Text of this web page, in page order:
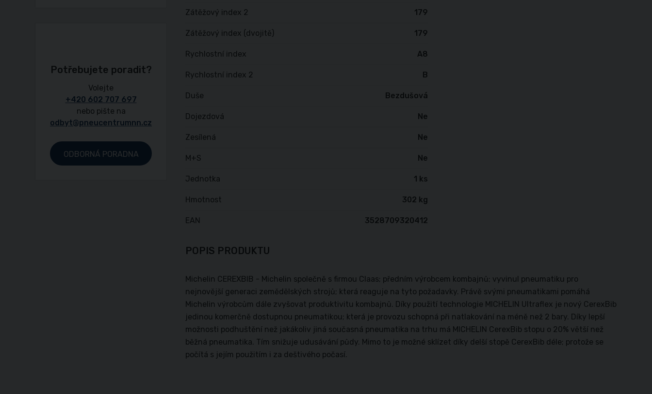
Zátěžový index 2 179
Zátěžový index (dvojitě) 179
Rychlostní index A8
Rychlostní index 2 B
Duše Bezdušová
Dojezdová Ne
Zesílená Ne
M+S Ne
Jednotka 1 ks
Hmotnost 302 kg
EAN 3528709320412
POPIS PRODUKTU
Michelin CEREXBIB - Michelin společně s firmou Claas; předním výrobcem kombajnů; vyvinul pneumatiku pro
nejnovější generaci zemědělských strojů; která reaguje na tyto požadavky. Právě svými pneumatikami pomáhá
Michelin výrobcům dále zvyšovat produktivitu kombajnů. Díky použití technologie MICHELIN Ultraflex je nový CerexBib
jedinou komerčně dostupnou pneumatikou; která je provozu schopná při natlakování na méně než 2 bary. Díky lepší
možnosti podhuštění než jakákoliv jiná současná pneumatika na trhu má MICHELIN CerexBib stopu o 20% větší než
běžná pneumatika. Tím snižuje udusávání půdy. Mimo to je možné sklízet díky delší stopě CerexBib déle; protože se
počítá s jejím použitím i za deštivého počasí.
Potřebujete poradit?
Volejte
+420 602 707 697
nebo pište na
odbyt@pneucentrumnn.cz
ODBORNÁ PORADNA